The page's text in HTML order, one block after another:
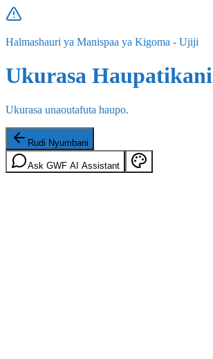
Halmashauri ya Manispaa ya Kigoma - Ujiji
Ukurasa Haupatikani
Ukurasa unaoutafuta haupo.
Rudi Nyumbani
Ask GWF AI Assistant